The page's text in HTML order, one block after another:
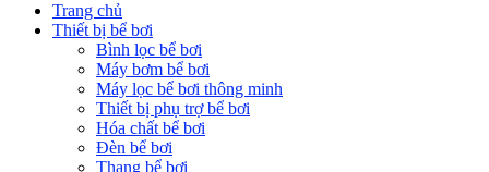
Trang chủ
Thiết bị bể bơi
Bình lọc bể bơi
Máy bơm bể bơi
Máy lọc bể bơi thông minh
Thiết bị phụ trợ bể bơi
Hóa chất bể bơi
Đèn bể bơi
Thang bể bơi